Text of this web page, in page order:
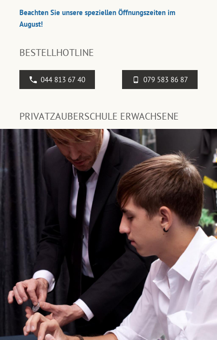
Beachten Sie unsere speziellen Öffnungszeiten im
August!
BESTELLHOTLINE
044 813 67 40 079 583 86 87
PRIVATZAUBERSCHULE ERWACHSENE